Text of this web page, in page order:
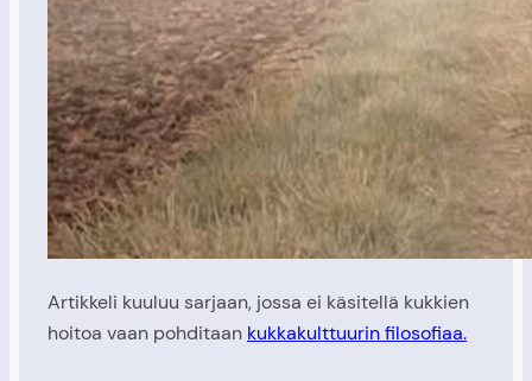
Artikkeli kuuluu sarjaan, jossa ei käsitellä kukkien
hoitoa vaan pohditaan kukkakulttuurin filosofiaa.